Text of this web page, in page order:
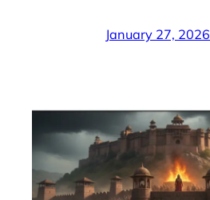
January 27, 2026